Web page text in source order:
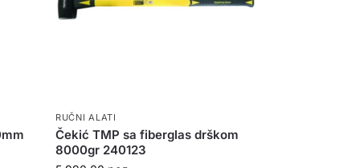
RUČNI ALATI
Čekić TMP sa fiberglas drškom
8000gr 240123